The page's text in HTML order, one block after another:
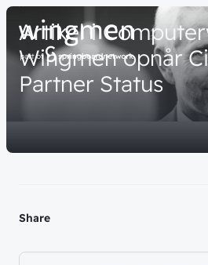
Artikel i
Wingmen opnår
Partner Status
Share